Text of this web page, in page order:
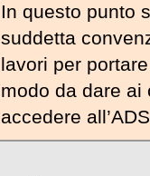
In questo punto
suddetta
lavori per
modo da dare ai
accedere